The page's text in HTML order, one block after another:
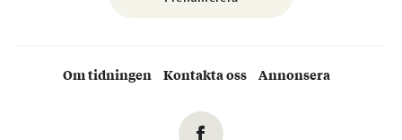
Om tidningen Kontakta oss Annonsera